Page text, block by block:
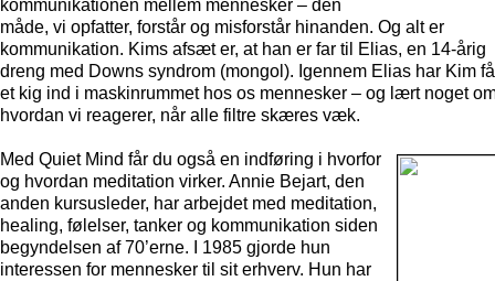
kommunikationen mellem mennesker – den
måde, vi opfatter, forstår og misforstår hinanden. Og alt er
kommunikation. Kims afsæt er, at han er far til Elias, en 14-årig
dreng med Downs syndrom (mongol). Igennem Elias har Kim
et kig ind i maskinrummet hos os mennesker – og lært noget
hvordan vi reagerer, når alle filtre skæres væk.
Med Quiet Mind får du også en indføring i hvorfor
og hvordan meditation virker. Annie Bejart, den
anden kursusleder, har arbejdet med meditation,
healing, følelser, tanker og kommunikation siden
begyndelsen af 70’erne. I 1985 gjorde hun
interessen for mennesker til sit erhverv. Hun har